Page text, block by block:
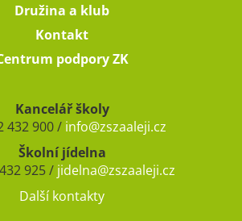
Družina a klub
Kontakt
podpory ZK
Kancelář školy
432 900 / info@zszaaleji.cz
Školní jídelna
925 / jidelna@zszaaleji.cz
Další kontakty